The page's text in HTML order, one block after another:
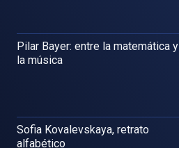
Pilar Bayer: entre la matemática y
la música
Sofia Kovalevskaya, retrato
alfabético